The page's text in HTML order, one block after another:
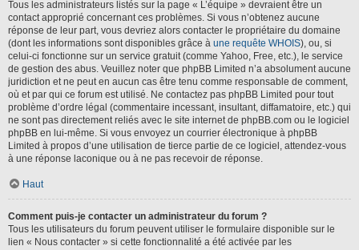
Tous les administrateurs listés sur la page « L’équipe » devraient être un
contact approprié concernant ces problèmes. Si vous n’obtenez aucune
réponse de leur part, vous devriez alors contacter le propriétaire du domaine
(dont les informations sont disponibles grâce à une requête WHOIS), ou, si
celui-ci fonctionne sur un service gratuit (comme Yahoo, Free, etc.), le service
de gestion des abus. Veuillez noter que phpBB Limited n’a absolument aucune
juridiction et ne peut en aucun cas être tenu comme responsable de comment,
où et par qui ce forum est utilisé. Ne contactez pas phpBB Limited pour tout
problème d’ordre légal (commentaire incessant, insultant, diffamatoire, etc.) qui
ne sont pas directement reliés avec le site internet de phpBB.com ou le logiciel
phpBB en lui-même. Si vous envoyez un courrier électronique à phpBB
Limited à propos d’une utilisation de tierce partie de ce logiciel, attendez-vous
à une réponse laconique ou à ne pas recevoir de réponse.
Haut
Comment puis-je contacter un administrateur du forum ?
Tous les utilisateurs du forum peuvent utiliser le formulaire disponible sur le
lien « Nous contacter » si cette fonctionnalité a été activée par les